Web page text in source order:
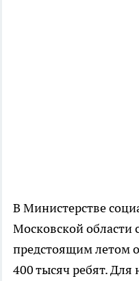
В Министерстве
Московской области
предстоящим летом
400 тысяч ребят. Для